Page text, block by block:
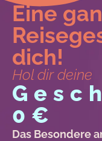
Eine
dich!
Hol dir deine
0€
Das Besondere